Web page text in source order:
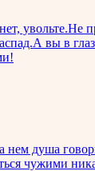
увольте.Не
вы в
душа
чужими